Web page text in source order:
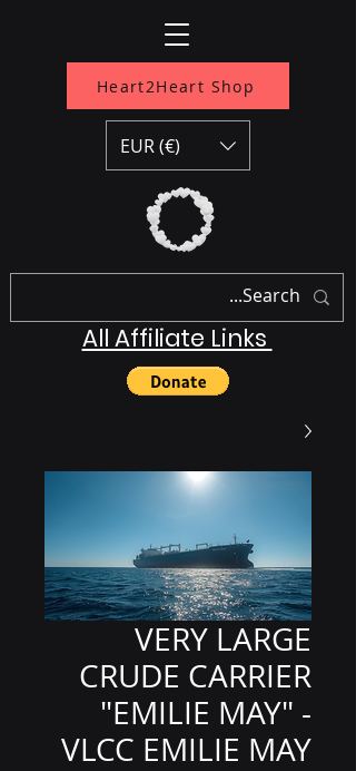
Heart2Heart Shop
All Affiliate Links
EUR (€)
VERY LARGE
CRUDE CARRIER
"EMILIE MAY" -
VLCC EMILIE MAY